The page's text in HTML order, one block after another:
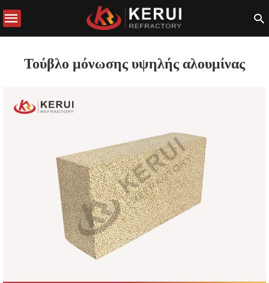
Τούβλο μόνωσης υψηλής αλουμίνας